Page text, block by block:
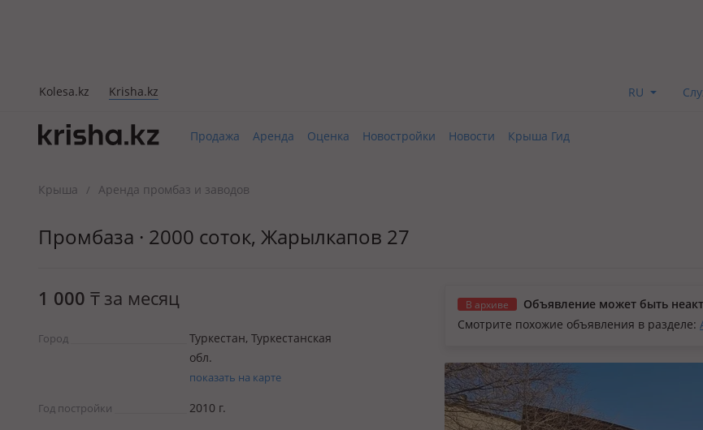
Kolesa.kz Krisha.kz RU
Продажа Аренда Оценка Новостройки Новости Крыша Гид
Крыша / Аренда промбаз и заводов
Промбаза · 2000 соток, Жарылкапов 27
1 000 ₸ за месяц
Город
Туркестан, Туркестанская
обл.
показать на карте
Год постройки 2010 г.
В архиве
Объявление может быть
Смотрите похожие объявления в разделе: